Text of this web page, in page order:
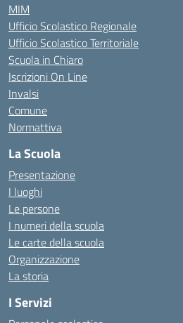
MIM
Ufficio Scolastico Regionale
Ufficio Scolastico Territoriale
Scuola in Chiaro
Iscrizioni On Line
Invalsi
Comune
Normattiva
La Scuola
Presentazione
I luoghi
Le persone
I numeri della scuola
Le carte della scuola
Organizzazione
La storia
I Servizi